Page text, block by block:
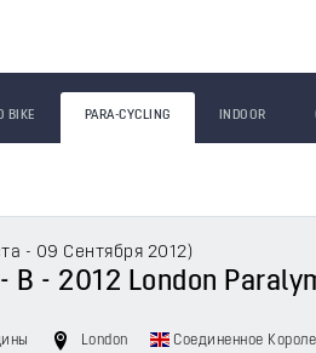
BIKE PARA-CYCLING INDOOR
- 09 Сентября 2012)
B - 2012 London
London Соединенное